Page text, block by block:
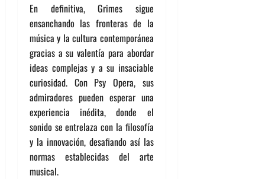
En definitiva, Grimes sigue
ensanchando las fronteras de la
música y la cultura contemporánea
gracias a su valentía para abordar
ideas complejas y a su insaciable
curiosidad. Con Psy Opera, sus
admiradores pueden esperar una
experiencia inédita, donde el
sonido se entrelaza con la filosofía
y la innovación, desafiando así las
normas establecidas del arte
musical.